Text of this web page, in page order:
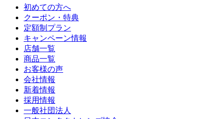
初めての方へ
クーポン・特典
定額制プラン
キャンペーン情報
店舗一覧
商品一覧
お客様の声
会社情報
新着情報
採用情報
一般社団法人